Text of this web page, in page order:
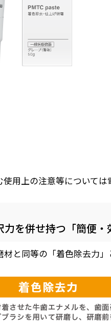
用上の注意等については
を併せ持つ「簡便
と同等の「着色除去力